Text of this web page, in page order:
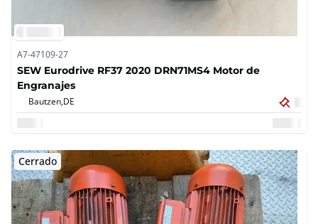
A7-47109-27
SEW Eurodrive RF37 2020 DRN71MS4 Motor de
Engranajes
Bautzen,DE
Cerrado